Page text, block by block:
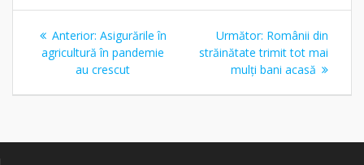
Navigare
articole
Anterior: Articolul
anterior:
Asigurările în
agricultură în pandemie
au crescut
Următor: Articolul
următor:
Românii din
străinătate trimit tot mai
mulți bani acasă